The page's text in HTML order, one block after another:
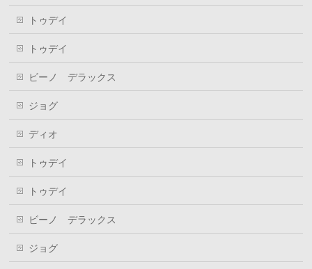
トゥデイ
トゥデイ
ビーノ デラックス
ジョグ
ディオ
トゥデイ
トゥデイ
ビーノ デラックス
ジョグ